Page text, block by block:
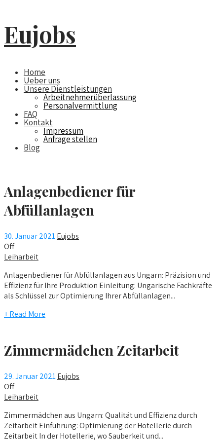
Eujobs
Home
Ueber uns
Unsere Dienstleistungen
Arbeitnehmerüberlassung
Personalvermittlung
FAQ
Kontakt
Impressum
Anfrage stellen
Blog
Anlagenbediener für
Abfüllanlagen
30. Januar 2021Eujobs
Off
Leiharbeit
Anlagenbediener für Abfüllanlagen aus Ungarn: Präzision und
Effizienz für Ihre Produktion Einleitung: Ungarische Fachkräfte
als Schlüssel zur Optimierung Ihrer Abfüllanlagen...
+ Read More
Zimmermädchen Zeitarbeit
29. Januar 2021Eujobs
Off
Leiharbeit
Zimmermädchen aus Ungarn: Qualität und Effizienz durch
Zeitarbeit Einführung: Optimierung der Hotellerie durch
Zeitarbeit In der Hotellerie, wo Sauberkeit und...